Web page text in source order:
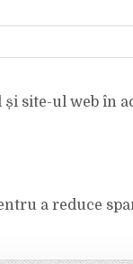
site-ul web în
a reduce